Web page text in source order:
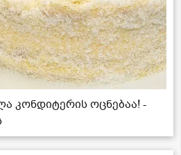
კონდიტერის ოცნებაა! -